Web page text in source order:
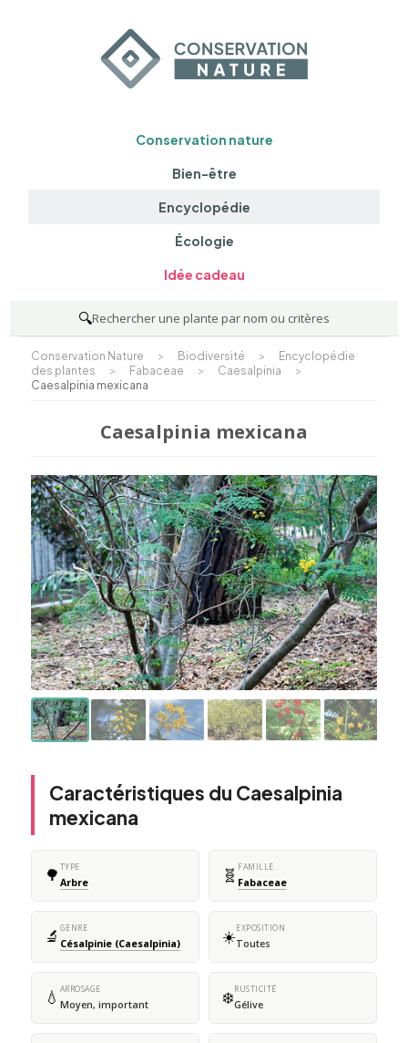
Conservation nature
Bien-être
Encyclopédie
Écologie
Idée cadeau
🔍Rechercher une plante par nom ou critères
Conservation Nature > Biodiversité >
Encyclopédie
des plantes
> Fabaceae > Caesalpinia
>
Caesalpinia mexicana
Caesalpinia mexicana
Caractéristiques du Caesalpinia
mexicana
🌳 TYPE
Arbre 🧬 FAMILLE
Fabaceae
🔬 GENRE
Césalpinie (Caesalpinia) ☀️EXPOSITION
Toutes
💧 ARROSAGE
Moyen, important ❄️RUSTICITÉ
Gélive